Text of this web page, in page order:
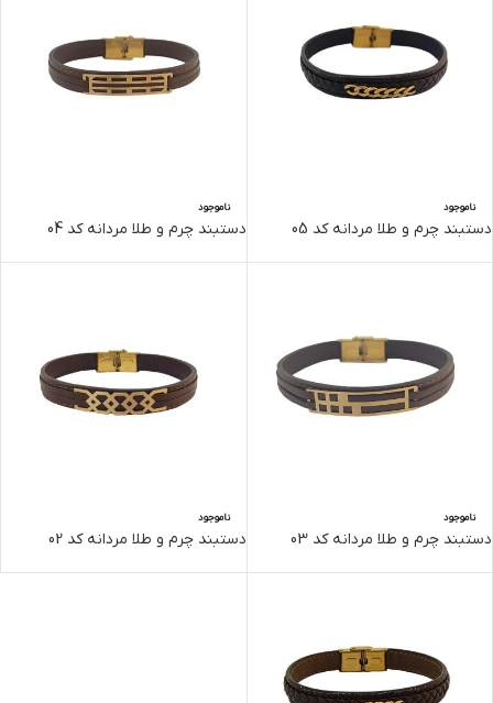
ناموجود
دستبند چرم و طلا مردانه کد 05
ناموجود
دستبند چرم و طلا مردانه کد 04
ناموجود
دستبند چرم و طلا مردانه کد 03
ناموجود
دستبند چرم و طلا مردانه کد 02